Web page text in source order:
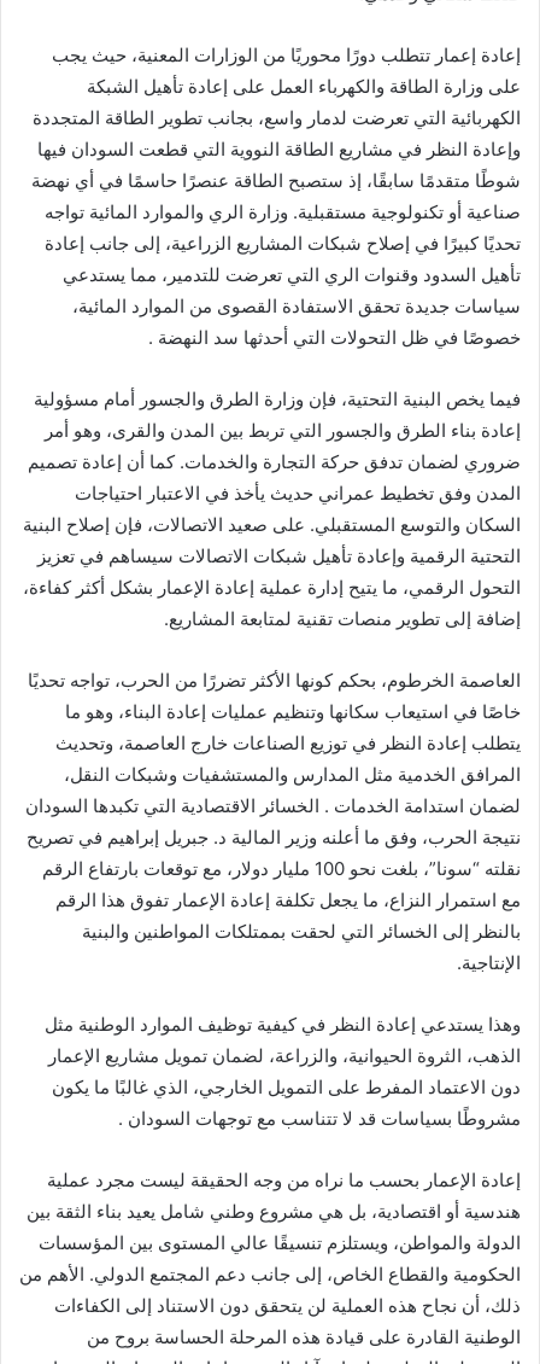
إعادة إعمار تتطلب دورًا محوريًا من الوزارات المعنية، حيث يجب
على وزارة الطاقة والكهرباء العمل على إعادة تأهيل الشبكة
الكهربائية التي تعرضت لدمار واسع، بجانب تطوير الطاقة المتجددة
وإعادة النظر في مشاريع الطاقة النووية التي قطعت السودان فيها
شوطًا متقدمًا سابقًا، إذ ستصبح الطاقة عنصرًا حاسمًا في أي نهضة
صناعية أو تكنولوجية مستقبلية. وزارة الري والموارد المائية تواجه
تحديًا كبيرًا في إصلاح شبكات المشاريع الزراعية، إلى جانب إعادة
تأهيل السدود وقنوات الري التي تعرضت للتدمير، مما يستدعي
سياسات جديدة تحقق الاستفادة القصوى من الموارد المائية،
خصوصًا في ظل التحولات التي أحدثها سد النهضة .
فيما يخص البنية التحتية، فإن وزارة الطرق والجسور أمام مسؤولية
إعادة بناء الطرق والجسور التي تربط بين المدن والقرى، وهو أمر
ضروري لضمان تدفق حركة التجارة والخدمات. كما أن إعادة تصميم
المدن وفق تخطيط عمراني حديث يأخذ في الاعتبار احتياجات
السكان والتوسع المستقبلي. على صعيد الاتصالات، فإن إصلاح البنية
التحتية الرقمية وإعادة تأهيل شبكات الاتصالات سيساهم في تعزيز
التحول الرقمي، ما يتيح إدارة عملية إعادة الإعمار بشكل أكثر كفاءة،
إضافة إلى تطوير منصات تقنية لمتابعة المشاريع.
العاصمة الخرطوم، بحكم كونها الأكثر تضررًا من الحرب، تواجه تحديًا
خاصًا في استيعاب سكانها وتنظيم عمليات إعادة البناء، وهو ما
يتطلب إعادة النظر في توزيع الصناعات خارج العاصمة، وتحديث
المرافق الخدمية مثل المدارس والمستشفيات وشبكات النقل،
لضمان استدامة الخدمات . الخسائر الاقتصادية التي تكبدها السودان
نتيجة الحرب، وفق ما أعلنه وزير المالية د. جبريل إبراهيم في تصريح
نقلته “سونا”، بلغت نحو 100 مليار دولار، مع توقعات بارتفاع الرقم
مع استمرار النزاع، ما يجعل تكلفة إعادة الإعمار تفوق هذا الرقم
بالنظر إلى الخسائر التي لحقت بممتلكات المواطنين والبنية
الإنتاجية.
وهذا يستدعي إعادة النظر في كيفية توظيف الموارد الوطنية مثل
الذهب، الثروة الحيوانية، والزراعة، لضمان تمويل مشاريع الإعمار
دون الاعتماد المفرط على التمويل الخارجي، الذي غالبًا ما يكون
مشروطًا بسياسات قد لا تتناسب مع توجهات السودان .
إعادة الإعمار بحسب ما نراه من وجه الحقيقة ليست مجرد عملية
هندسية أو اقتصادية، بل هي مشروع وطني شامل يعيد بناء الثقة بين
الدولة والمواطن، ويستلزم تنسيقًا عالي المستوى بين المؤسسات
الحكومية والقطاع الخاص، إلى جانب دعم المجتمع الدولي. الأهم من
ذلك، أن نجاح هذه العملية لن يتحقق دون الاستناد إلى الكفاءات
الوطنية القادرة على قيادة هذه المرحلة الحساسة بروح من